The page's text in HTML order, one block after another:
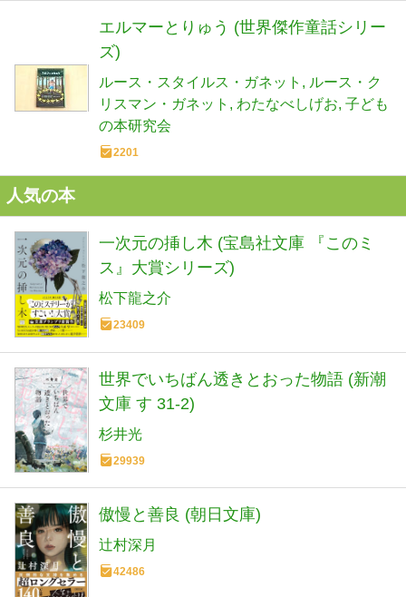
エルマーとりゅう (世界傑作童話シリー
ズ)
ルース・スタイルス・ガネット
ルース・ク
リスマン・ガネット
わたなべしげお 子ども
の本研究会
2201
人気の本
一次元の挿し木 (宝島社文庫 『このミ
ス』大賞シリーズ)
松下龍之介
23409
世界でいちばん透きとおった物語 (新潮
文庫 す 31-2)
杉井光
29939
傲慢と善良 (朝日文庫)
辻村深月
42486